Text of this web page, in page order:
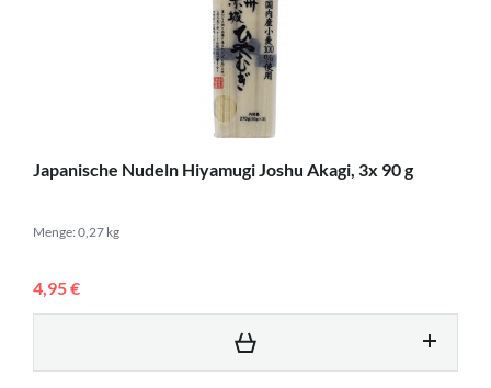
Japanische Nudeln Hiyamugi Joshu Akagi, 3x 90 g
Menge: 0,27 kg
4,95 €